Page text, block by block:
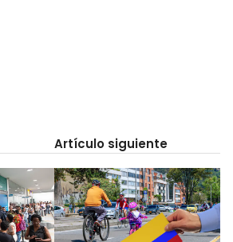
Artículo siguiente